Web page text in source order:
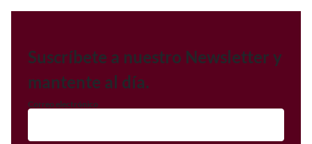
Suscríbete a nuestro Newsletter y
mantente al día.
Correo electrónico